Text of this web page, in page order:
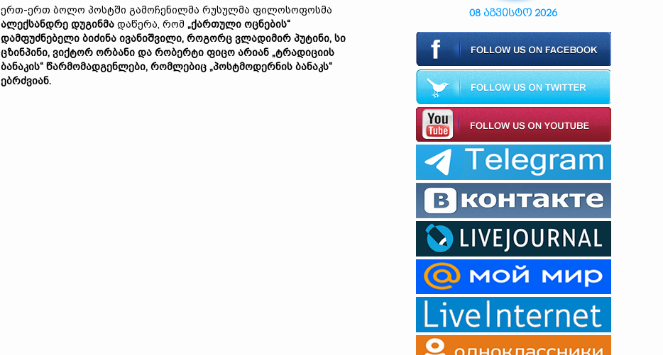
ერთ-ერთ ბოლო პოსტში გამოჩენილმა რუსულმა ფილოსოფოსმა
ალექსანდრე დუგინმა დაწერა, რომ „ქართული ოცნების“
დამფუძნებელი ბიძინა ივანიშვილი, როგორც ვლადიმირ პუტინი, სი
ცზინპინი, ვიქტორ ორბანი და რობერტი ფიცო არიან „ტრადიციის
ბანაკის“ წარმომადგენლები, რომლებიც „პოსტმოდერნის ბანაკს“
ებრძვიან.
08 აგვისტო 2026